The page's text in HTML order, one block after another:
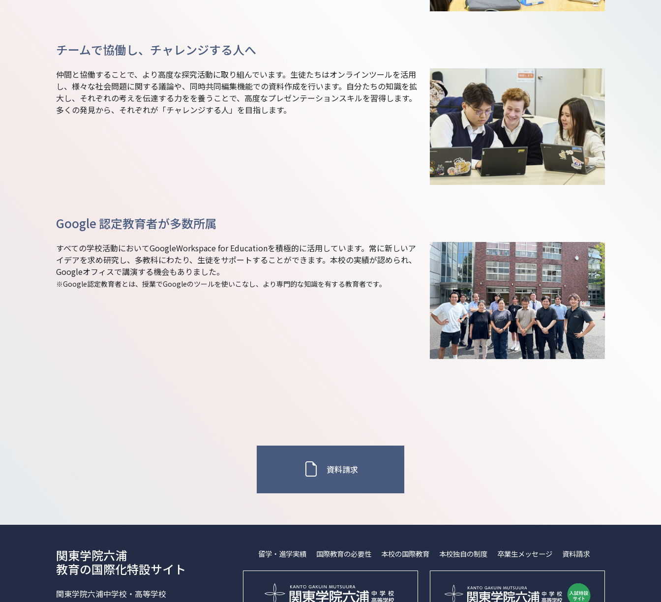
チームで協働し、チャレンジする人へ
仲間と協働することで、より高度な探究活動に取り組んでいます。生徒たちはオンラインツールを活用
し、様々な社会問題に関する議論や、同時共同編集機能での資料作成を行います。自分たちの知識を拡
大し、それぞれの考えを伝達する力をを養うことで、高度なプレゼンテーションスキルを習得します。
多くの発見から、それぞれが「チャレンジする人」を目指します。
Google 認定教育者が多数所属
すべての学校活動においてGoogleWorkspace for Educationを積極的に活用しています。常に新しいア
イデアを求め研究し、多教科にわたり、生徒をサポートすることができます。本校の実績が認められ、
Googleオフィスで講演する機会もありました。
※Google認定教育者とは、授業でGoogleのツールを使いこなし、より専門的な知識を有する教育者です。
資料請求
関東学院六浦
教育の国際化特設サイト
関東学院六浦中学校・高等学校
留学・進学実績 国際教育の必要性 本校の国際教育 本校独⾃の制度 卒業⽣メッセージ 資料請求